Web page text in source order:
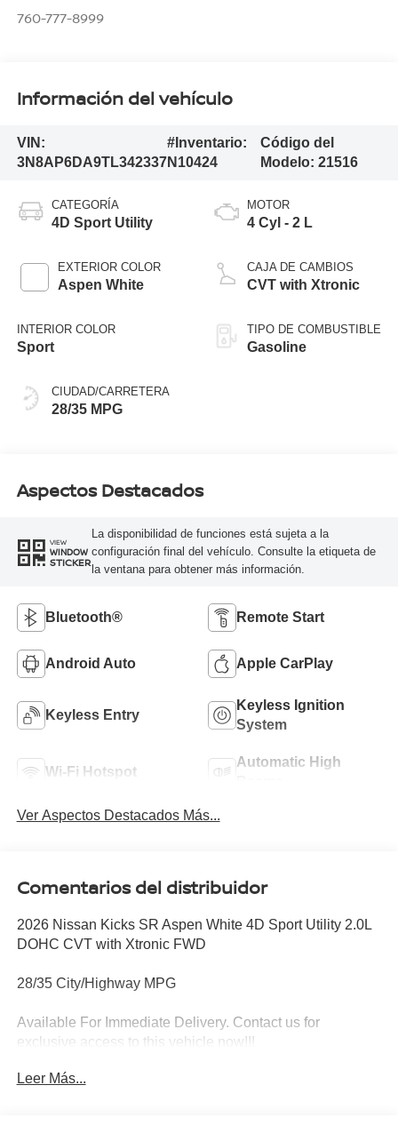
760-777-8999
Información del vehículo
VIN:
3N8AP6DA9TL342337
#Inventario:
N10424
Código del
Modelo: 21516
CATEGORÍA
4D Sport Utility
EXTERIOR COLOR
Aspen White
INTERIOR COLOR
Sport
CIUDAD/CARRETERA
28/35 MPG
MOTOR
4 Cyl - 2 L
CAJA DE CAMBIOS
CVT with Xtronic
TIPO DE COMBUSTIBLE
Gasoline
Aspectos Destacados
VIEW
WINDOW
STICKER
La disponibilidad de funciones está sujeta a la
configuración final del vehículo. Consulte la etiqueta de
la ventana para obtener más información.
Bluetooth® Remote Start
Android Auto Apple CarPlay
Keyless Entry
Keyless Ignition
System
Wi-Fi Hotspot
Automatic High
Ver Aspectos Destacados Más...
Comentarios del distribuidor
2026 Nissan Kicks SR Aspen White 4D Sport Utility 2.0L
DOHC CVT with Xtronic FWD
28/35 City/Highway MPG
Available For Immediate Delivery. Contact us for
exclusive access to this vehicle now!!!
Leer Más...